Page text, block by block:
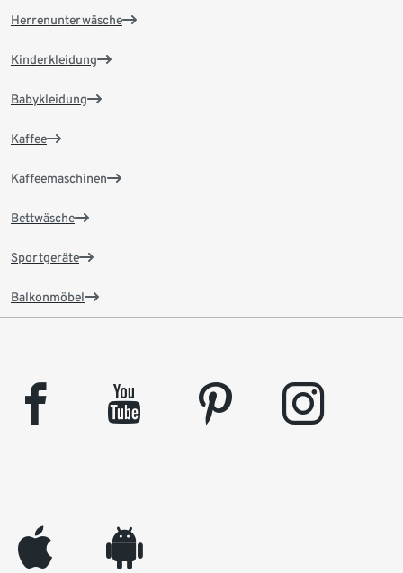
Herrenunterwäsche
Kinderkleidung
Babykleidung
Kaffee
Kaffeemaschinen
Bettwäsche
Sportgeräte
Balkonmöbel
facebook youtube pinterest instagram
appleinc android